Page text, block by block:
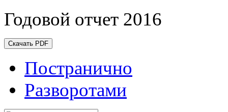
Годовой отчет 2016
Скачать PDF
Постранично
Разворотами